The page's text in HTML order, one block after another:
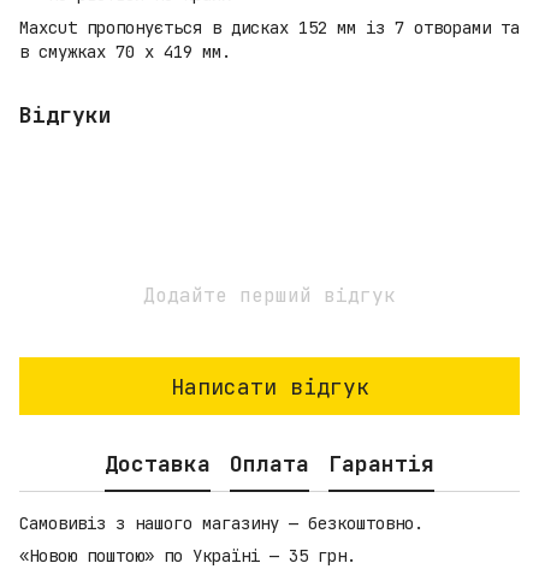
Maxcut пропонується в дисках 152 мм із 7 отворами та
в смужках 70 x 419 мм.
Відгуки
Додайте перший відгук
Написати відгук
Доставка Оплата Гарантія
Самовивіз з нашого магазину — безкоштовно.
«Новою поштою» по Україні — 35 грн.